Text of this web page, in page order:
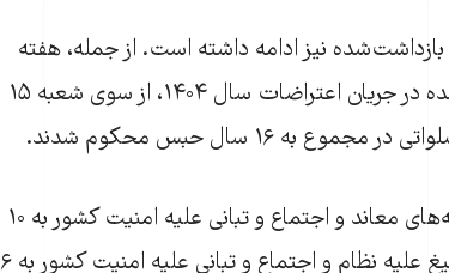
نیز ادامه داشته است. از جمله، هفته
گذشته تارا و کیمیا داوودی، دو خواهر بازداشت‌شده در جریان اعتراضات سال ۱۴۰۴، از سوی شعبه ۱۵
۱۶ سال حبس محکوم شدند.
کیمیا داوودی با اتهام‌هایی از جمله ارتباط با شبکه‌های معاند و اجتماع و تبانی علیه امنیت کشور به ۱۰
سال زندان و تارا داوودی نیز با اتهام‌هایی نظیر تبلیغ علیه نظام و اجتماع و تبانی علیه امنیت کشور به ۶